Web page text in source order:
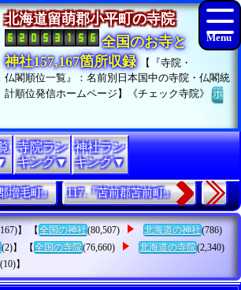
北海道留萌郡小平町の寺院
全国のお寺と
神社157,167箇所収録
【『寺院・
仏閣順位一覧』：名前別日本国中の寺院・仏閣統
計順位発信ホームページ】《チェック寺院》ホ
寺院ラン
キング▼
神社ラン
キング▼
増毛町』 117.『苫前郡苫前町』
】 【 全国の神社(80,507) 北海道の神社(786)
(2)】 【 全国の寺院(76,660) 北海道の寺院(2,340)
(10)】